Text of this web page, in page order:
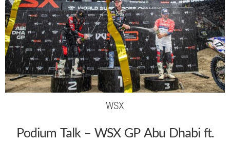
WSX
Podium Talk – WSX GP Abu Dhabi ft.